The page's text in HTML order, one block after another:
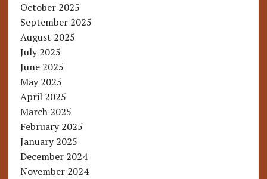
October 2025
September 2025
August 2025
July 2025
June 2025
May 2025
April 2025
March 2025
February 2025
January 2025
December 2024
November 2024